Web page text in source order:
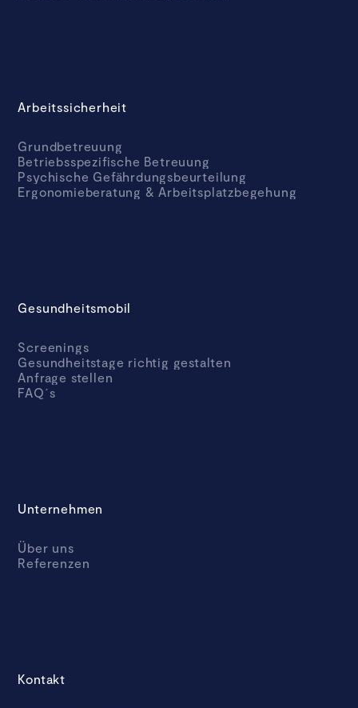
Arbeitssicherheit
Grundbetreuung
Betriebsspezifische Betreuung
Psychische Gefährdungsbeurteilung
Ergonomieberatung & Arbeitsplatzbegehung
Gesundheitsmobil
Screenings
Gesundheitstage richtig gestalten
Anfrage stellen
FAQ´s
Unternehmen
Über uns
Referenzen
Kontakt